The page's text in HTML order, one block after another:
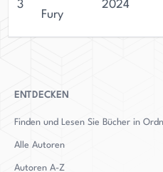
3
Fury
2024
ENTDECKEN
Finden und Lesen Sie Bücher in
Alle Autoren
Autoren A-Z